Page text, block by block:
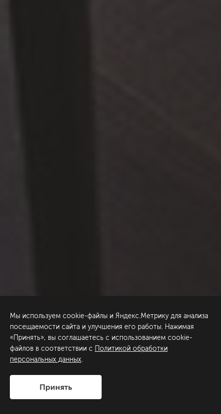
Мы используем cookie-файлы и Яндекс.Метрику для анализа
посещаемости сайта и улучшения его работы. Нажимая
«Принять», вы соглашаетесь с использованием cookie-
файлов в соответствии с Политикой обработки
персональных данных.
Принять